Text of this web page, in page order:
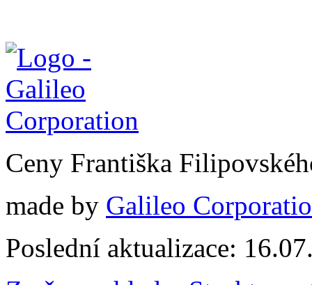
Ceny Františka
made by Galileo
Poslední aktualizace: